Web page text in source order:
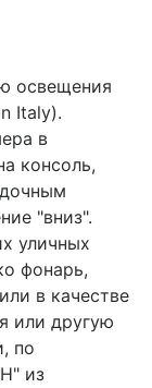
освещения
Italy).
в
консоль,
"вниз".
уличных
фонарь,
в качестве
или другую
по
из